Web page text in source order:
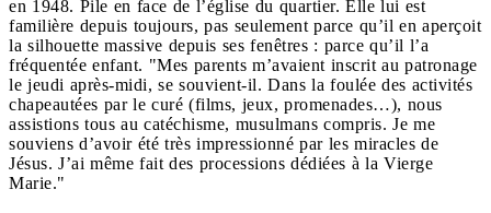
en 1948. Pile en face de l’église du quartier. Elle lui est
familière depuis toujours, pas seulement parce qu’il en aperçoit
la silhouette massive depuis ses fenêtres : parce qu’il l’a
fréquentée enfant. "Mes parents m’avaient inscrit au patronage
le jeudi après-midi, se souvient-il. Dans la foulée des activités
chapeautées par le curé (films, jeux, promenades…), nous
assistions tous au catéchisme, musulmans compris. Je me
souviens d’avoir été très impressionné par les miracles de
Jésus. J’ai même fait des processions dédiées à la Vierge
Marie."